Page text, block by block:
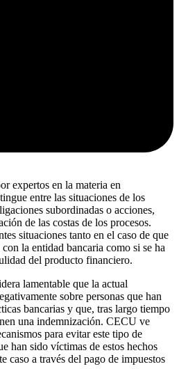
expertos en la materia en
entre las situaciones de los
subordinadas o acciones,
de las costas de los procesos.
situaciones tanto en el caso de que
la entidad bancaria como si se ha
del producto financiero.
lamentable que la actual
sobre personas que han
bancarias y que, tras largo tiempo
una indemnización. CECU ve
para evitar este tipo de
han sido víctimas de estos hechos
caso a través del pago de impuestos